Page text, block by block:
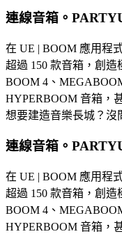
連線音箱。
在 UE | BOOM 應用程
超過 150 款音箱，創
BOOM 4、
HYPERBOOM 音箱，
想要建造音樂長城？沒
連線音箱。
在 UE | BOOM 應用程
超過 150 款音箱，創
BOOM 4、
HYPERBOOM 音箱，